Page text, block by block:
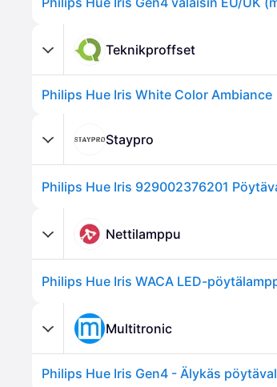
Teknikproffset
Philips Hue Iris White Color Ambiance
Staypro
Philips Hue Iris 929002376201
Nettilamppu
Multitronic
Philips Hue Iris Gen4 - Älykäs